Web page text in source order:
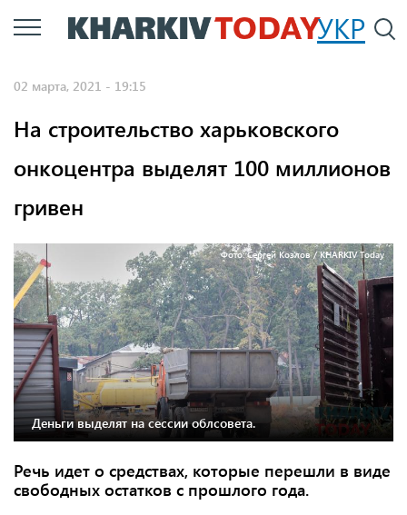
Перейти
к
УКР
02 марта, 2021 - 19:15
На строительство харьковского
онкоцентра выделят 100 миллионов
гривен
Фото: Сергей Козлов / KHARKIV Today
Деньги выделят на сессии облсовета.
Речь идет о средствах, которые перешли в виде
свободных остатков с прошлого года.